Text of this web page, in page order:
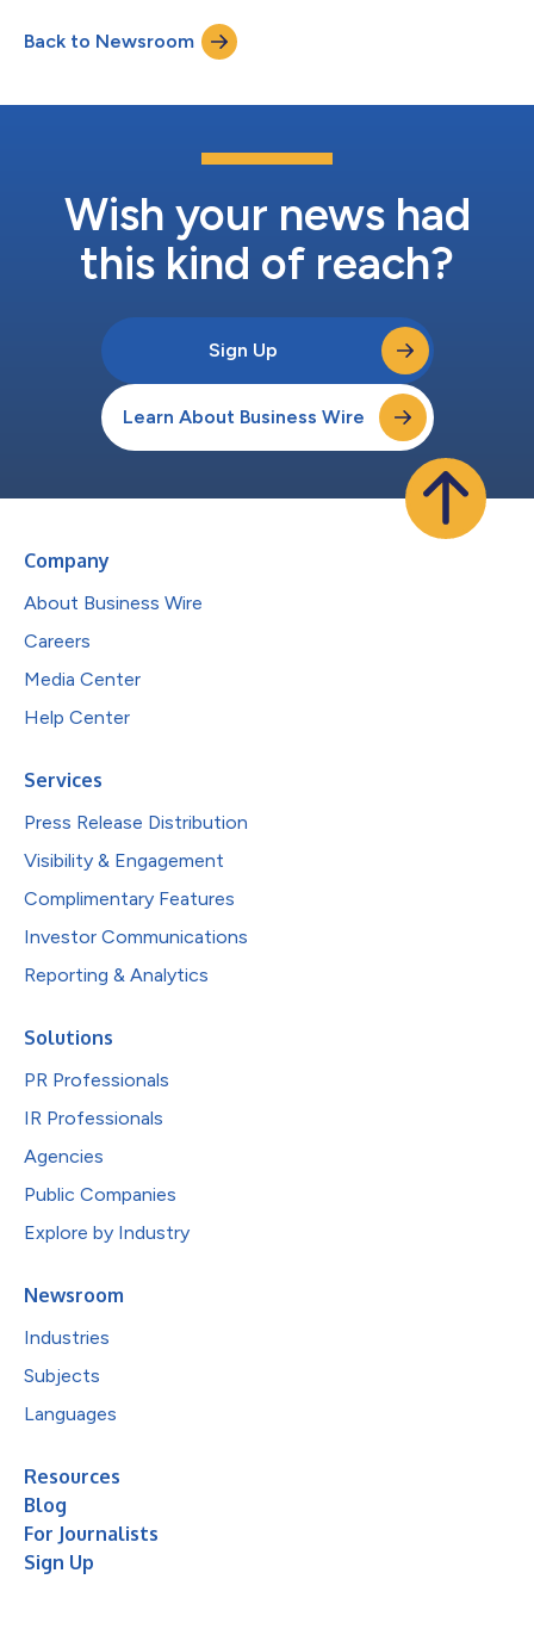
Baleine, al largo della Costa d’Avorio. Ai sensi del contratto, SLB
OneSubsea fornirà sistemi di produzione sottomarini completi
per 13 pozzi, rafforzando il proprio ru...
Back to Newsroom
Wish your news had
this kind of reach?
Sign Up
Learn About Business Wire
Company
About Business Wire
Careers
Media Center
Help Center
Services
Press Release Distribution
Visibility & Engagement
Complimentary Features
Investor Communications
Reporting & Analytics
Solutions
PR Professionals
IR Professionals
Agencies
Public Companies
Explore by Industry
Newsroom
Industries
Subjects
Languages
Resources
Blog
For Journalists
Sign Up